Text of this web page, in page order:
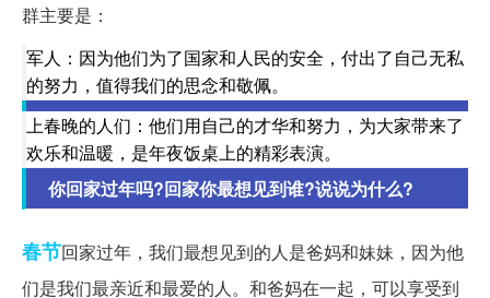
群主要是：
军人：因为他们为了国家和人民的安全，付出了自己无私
的努力，值得我们的思念和敬佩。
上春晚的人们：他们用自己的才华和努力，为大家带来了
欢乐和温暖，是年夜饭桌上的精彩表演。
你回家过年吗?回家你最想见到谁?说说为什么?
春节回家过年，我们最想见到的人是爸妈和妹妹，因为他
们是我们最亲近和最爱的人。和爸妈在一起，可以享受到